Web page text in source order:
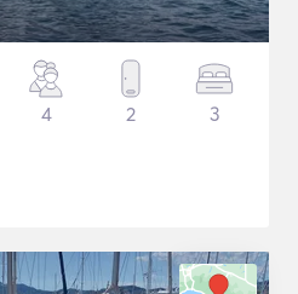
4 2 3